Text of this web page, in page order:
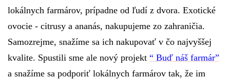
lokálnych farmárov, prípadne od ľudí z dvora. Exotické
ovocie - citrusy a ananás, nakupujeme zo zahraničia.
Samozrejme, snažíme sa ich nakupovať v čo najvyššej
kvalite. Spustili sme ale nový projekt “ Buď náš farmár”
a snažíme sa podporiť lokálnych farmárov tak, že im